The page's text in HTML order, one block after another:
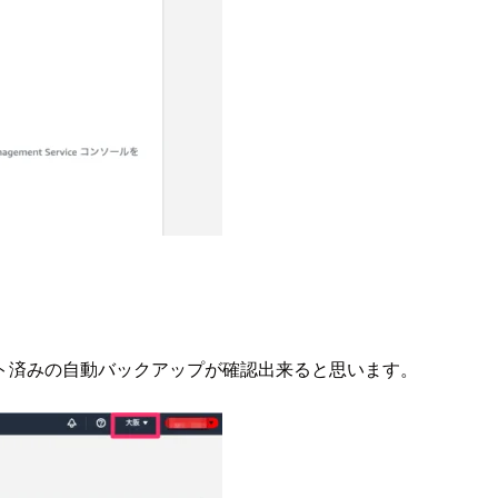
みの自動バックアップが確認出来ると思います。